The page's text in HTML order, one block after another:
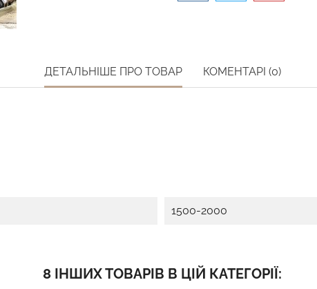
ДЕТАЛЬНІШЕ ПРО ТОВАР КОМЕНТАРІ (0)
1500-2000
8 ІНШИХ ТОВАРІВ В ЦІЙ КАТЕГОРІЇ: